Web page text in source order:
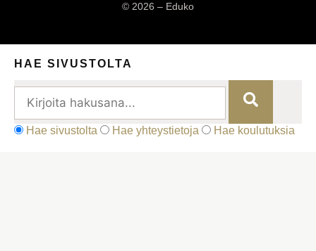
© 2026 – Eduko
HAE SIVUSTOLTA
Hae sivustolta Hae yhteystietoja Hae koulutuksia